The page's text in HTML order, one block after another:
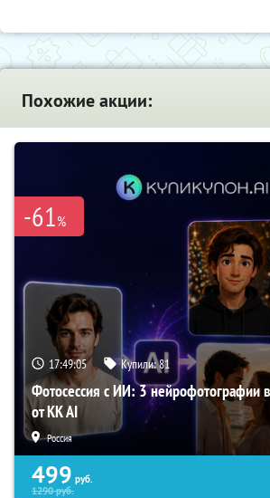
Похожие акции:
-61%
17:49:04 Купили:81
Фотосессия с ИИ: 3 нейрофотографии
от KK AI
Россия
499 руб.
1290руб.